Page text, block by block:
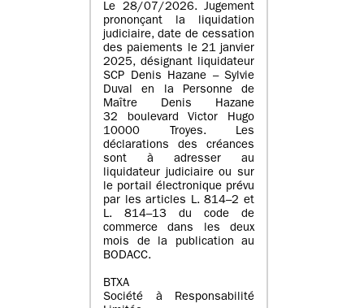
Le 28/07/2026. Jugement
prononçant la liquidation
judiciaire, date de cessation
des paiements le 21 janvier
2025, désignant liquidateur
SCP Denis Hazane – Sylvie
Duval en la Personne de
Maître Denis Hazane
32 boulevard Victor Hugo
10000 Troyes. Les
déclarations des créances
sont à adresser au
liquidateur judiciaire ou sur
le portail électronique prévu
par les articles L. 814–2 et
L. 814–13 du code de
commerce dans les deux
mois de la publication au
BODACC.
BTXA
Société à Responsabilité